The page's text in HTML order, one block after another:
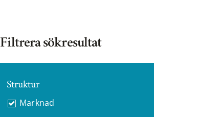
Filtrera sökresultat
Struktur
Marknad